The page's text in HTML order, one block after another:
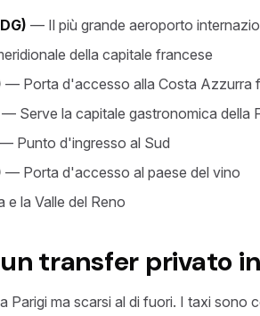
— Il più grande aeroporto
della capitale francese
— Porta d'accesso alla Costa Azzurra
— Serve la capitale gastronomica della
— Punto d'ingresso al Sud
— Porta d'accesso al paese del vino
la Valle del Reno
transfer privato
Parigi ma scarsi al di fuori. I taxi sono